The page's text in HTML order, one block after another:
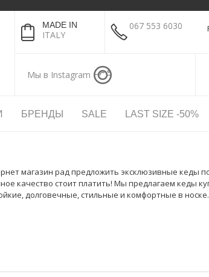
MADE IN
ITALY
067 553 6030
Мы в Instagram
БРЕНДЫ SALE LAST SIZE -50%
магазин рад предложить эксклюзивные кеды
качество стоит платить! Мы предлагаем кеды
долговечные, стильные и комфортные в